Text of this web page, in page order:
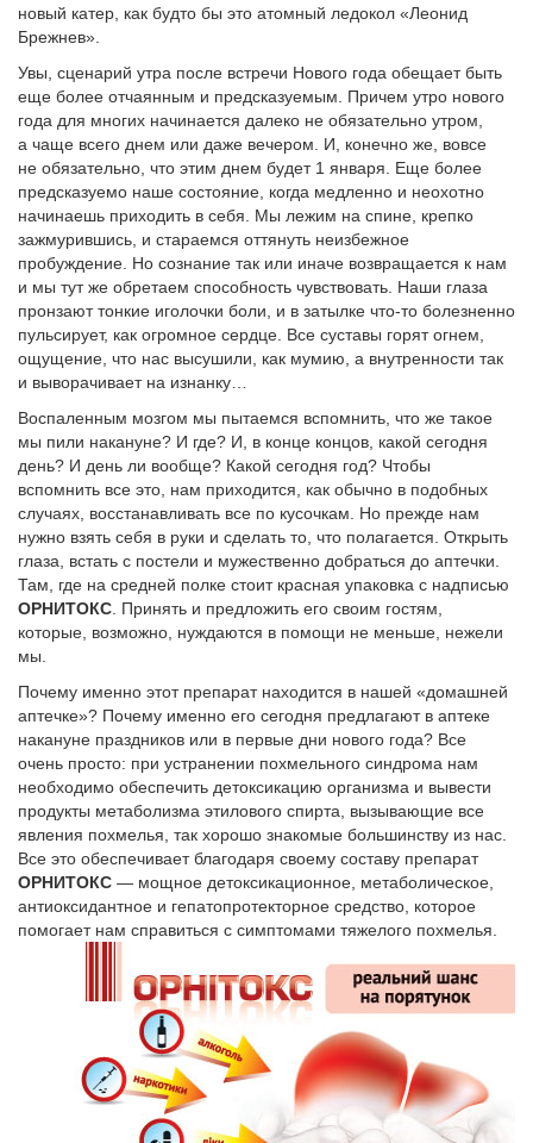
новый катер, как будто бы это атомный ледокол «Леонид
Брежнев».
Увы, сценарий утра после встречи Нового года обещает быть
еще более отчаянным и предсказуемым. Причем утро нового
года для многих начинается далеко не обязательно утром,
а чаще всего днем или даже вечером. И, конечно же, вовсе
не обязательно, что этим днем будет 1 января. Еще более
предсказуемо наше состояние, когда медленно и неохотно
начинаешь приходить в себя. Мы лежим на спине, крепко
зажмурившись, и стараемся оттянуть неизбежное
пробуждение. Но сознание так или иначе возвращается к нам
и мы тут же обретаем способность чувствовать. Наши глаза
пронзают тонкие иголочки боли, и в затылке что-то болезненно
пульсирует, как огромное сердце. Все суставы горят огнем,
ощущение, что нас высушили, как мумию, а внутренности так
и выворачивает на изнанку…
Воспаленным мозгом мы пытаемся вспомнить, что же такое
мы пили накануне? И где? И, в конце концов, какой сегодня
день? И день ли вообще? Какой сегодня год? Чтобы
вспомнить все это, нам приходится, как обычно в подобных
случаях, восстанавливать все по кусочкам. Но прежде нам
нужно взять себя в руки и сделать то, что полагается. Открыть
глаза, встать с постели и мужественно добраться до аптечки.
Там, где на средней полке стоит красная упаковка с надписью
ОРНИТОКС . Принять и предложить его своим гостям,
которые, возможно, нуждаются в помощи не меньше, нежели
мы.
Почему именно этот препарат находится в нашей «домашней
аптечке»? Почему именно его сегодня предлагают в аптеке
накануне праздников или в первые дни нового года? Все
очень просто: при устранении похмельного синдрома нам
необходимо обеспечить детоксикацию организма и вывести
продукты метаболизма этилового спирта, вызывающие все
явления похмелья, так хорошо знакомые большинству из нас.
Все это обеспечивает благодаря своему составу препарат
ОРНИТОКС — мощное детоксикацион­ное, метаболическое,
антиоксидантное и гепатопротекторное средство, которое
помогает нам справиться с симптомами тяжелого похмелья.